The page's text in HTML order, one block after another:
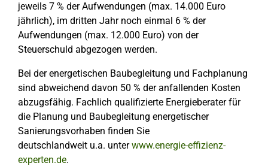
jeweils 7 % der Aufwendungen (max. 14.000 Euro
jährlich), im dritten Jahr noch einmal 6 % der
Aufwendungen (max. 12.000 Euro) von der
Steuerschuld abgezogen werden.
Bei der energetischen Baubegleitung und Fachplanung
sind abweichend davon 50 % der anfallenden Kosten
abzugsfähig. Fachlich qualifizierte Energieberater für
die Planung und Baubegleitung energetischer
Sanierungsvorhaben finden Sie
deutschlandweit u.a. unterwww.energie-effizienz-
experten.de.